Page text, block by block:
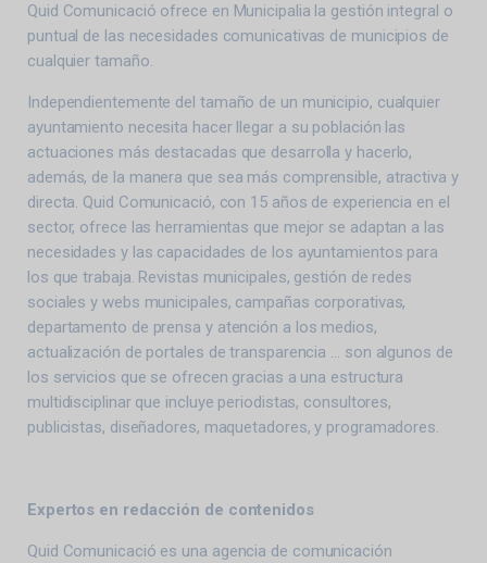
Quid Comunicació ofrece en Municipalia la gestión integral o
puntual de las necesidades comunicativas de municipios de
cualquier tamaño.
Independientemente del tamaño de un municipio, cualquier
ayuntamiento necesita hacer llegar a su población las
actuaciones más destacadas que desarrolla y hacerlo,
además, de la manera que sea más comprensible, atractiva y
directa. Quid Comunicació, con 15 años de experiencia en el
sector, ofrece las herramientas que mejor se adaptan a las
necesidades y las capacidades de los ayuntamientos para
los que trabaja. Revistas municipales, gestión de redes
sociales y webs municipales, campañas corporativas,
departamento de prensa y atención a los medios,
actualización de portales de transparencia … son algunos de
los servicios que se ofrecen gracias a una estructura
multidisciplinar que incluye periodistas, consultores,
publicistas, diseñadores, maquetadores, y programadores.
Expertos en redacción de contenidos
Quid Comunicació es una agencia de comunicación